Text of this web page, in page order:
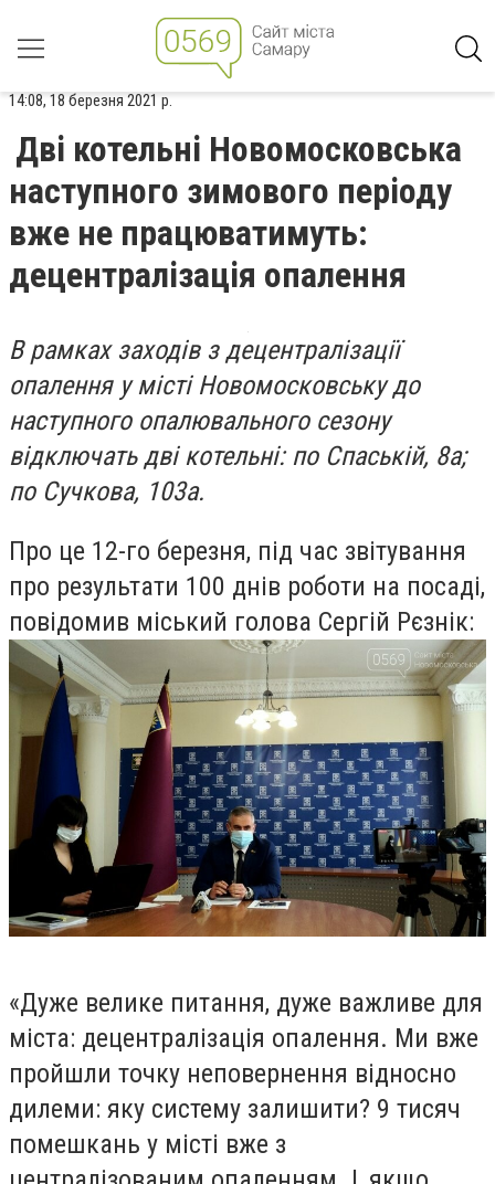
14:08, 18 березня 2021 р.
Дві котельні Новомосковська
наступного зимового періоду
вже не працюватимуть:
децентралізація опалення
В рамках заходів з децентралізації
опалення у місті Новомосковську до
наступного опалювального сезону
відключать дві котельні: по Спаській, 8а;
по Сучкова, 103а.
Про це 12-го березня, під час звітування
про результати 100 днів роботи на посаді,
повідомив міський голова Сергій Рєзнік:
«Дуже велике питання, дуже важливе для
міста: децентралізація опалення. Ми вже
пройшли точку неповернення відносно
дилеми: яку систему залишити? 9 тисяч
помешкань у місті вже з